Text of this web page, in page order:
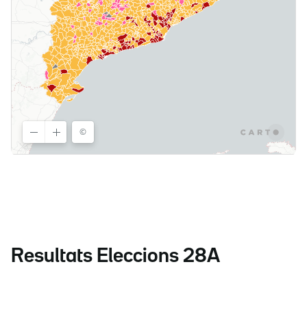
Resultats Eleccions 28A